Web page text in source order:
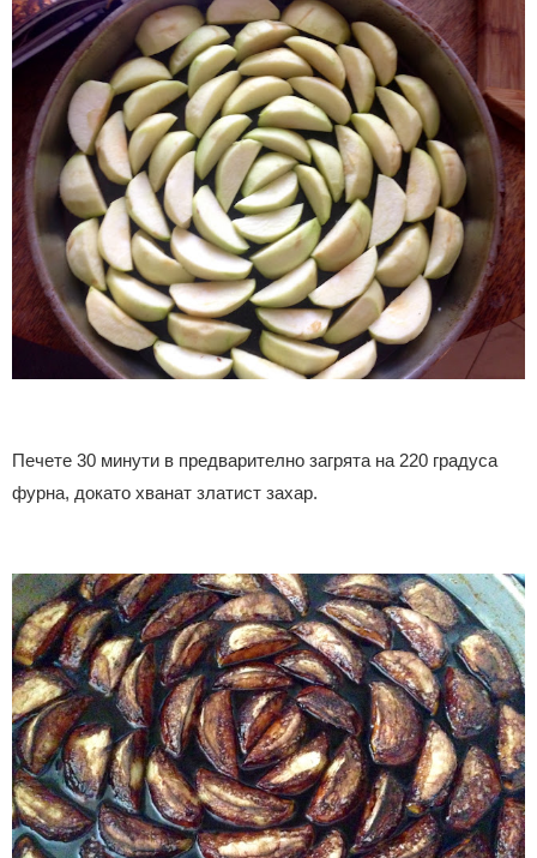
Печете 30 минути в предварително загрята на 220 градуса
фурна, докато хванат златист захар.